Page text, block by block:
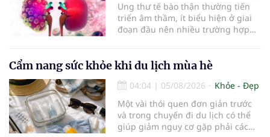
Ung thư tế bào thận thường tiến
triển âm thầm, ít biểu hiện ở giai
đoạn đầu nên nhiều trường hợp
Trường hợp một bệnh nhân 79 tuổi
có khối u tăng gấp đôi kích thước
chỉ sau 4 tháng theo dõi là lời cảnh
báo về sự cần thiết của việc khám
sức khỏe định kỳ, đặc biệt ở người
cao tuổi.
Cẩm nang sức khỏe khi du lịch mùa hè
04:04 | 05/08/2026
Khỏe - Đẹp
Một vài thói quen đơn giản trước
và trong chuyến đi du lịch có thể
giúp giảm nguy cơ gặp phải các